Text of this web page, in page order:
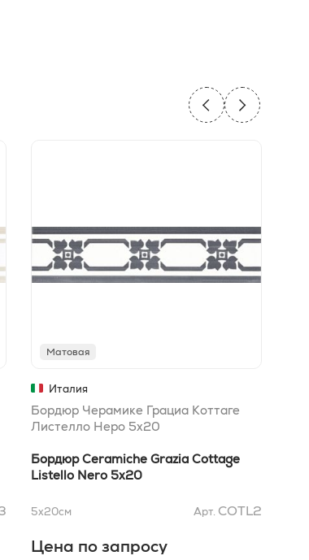
Матовая
Италия
Бордюр Черамике Грациа Коттаге
Листелло Неро 5x20
Бордюр Ceramiche Grazia Cottage
Listello Nero 5x20
5x20см Арт. COTL2
Цена по запросу